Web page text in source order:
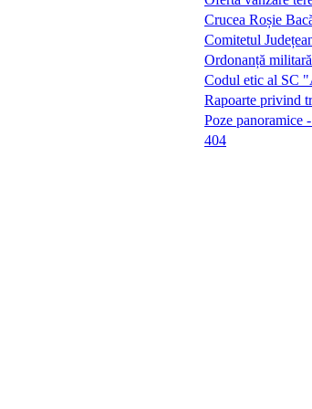
Crucea Roșie
Comitetul
Ordonanță
Codul etic al SC
Rapoarte privind
Poze panoramice
404